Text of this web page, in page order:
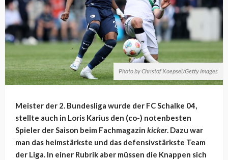
Photo by Christof Koepsel/Getty Images
Meister der 2. Bundesliga wurde der FC Schalke 04,
stellte auch in Loris Karius den (co-) notenbesten
Spieler der Saison beim Fachmagazin kicker. Dazu war
man das heimstärkste und das defensivstärkste Team
der Liga. In einer Rubrik aber müssen die Knappen sich